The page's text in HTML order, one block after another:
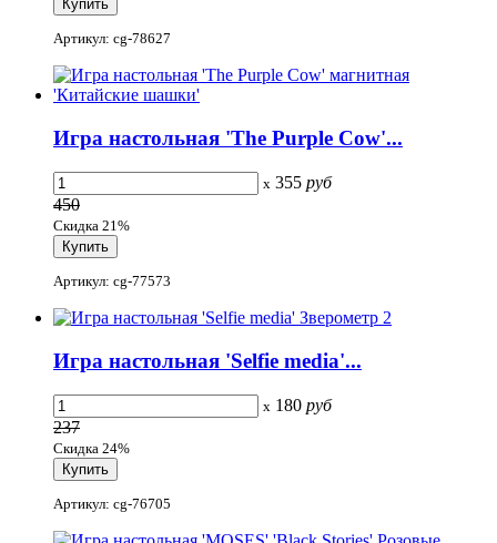
Артикул: cg-78627
Игра настольная 'The Purple Cow'...
x 355 руб
450
Скидка 21%
Артикул: cg-77573
Игра настольная 'Selfie media'...
x 180 руб
237
Скидка 24%
Артикул: cg-76705